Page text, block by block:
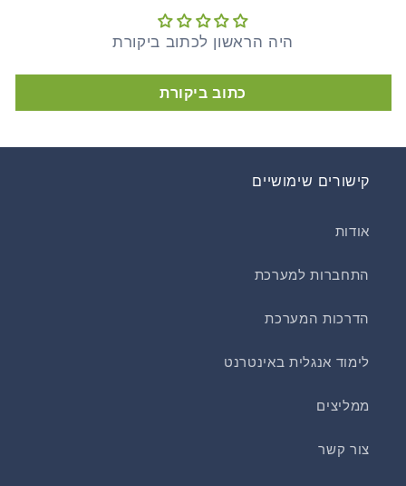
היה הראשון לכתוב ביקורת
כתוב ביקורת
קישורים שימושיים
אודות
התחברות למערכת
הדרכות המערכת
לימוד אנגלית באינטרנט
ממליצים
צור קשר